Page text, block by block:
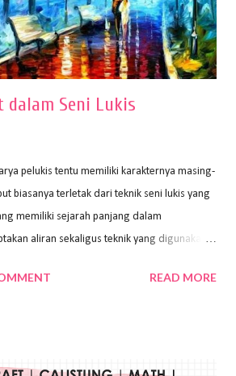
Dalam menggambar
dalam Seni Lukis
pelukis tentu memiliki karakternya masing-
biasanya terletak dari teknik seni lukis yang
memiliki sejarah panjang dalam
aliran sekaligus teknik yang digunakan.
yang berbeda tentunya akan
READ MORE